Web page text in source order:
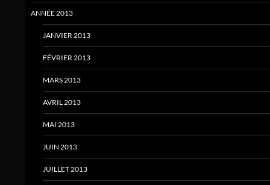
ANNÉE 2013
JANVIER 2013
FÉVRIER 2013
MARS 2013
AVRIL 2013
MAI 2013
JUIN 2013
JUILLET 2013